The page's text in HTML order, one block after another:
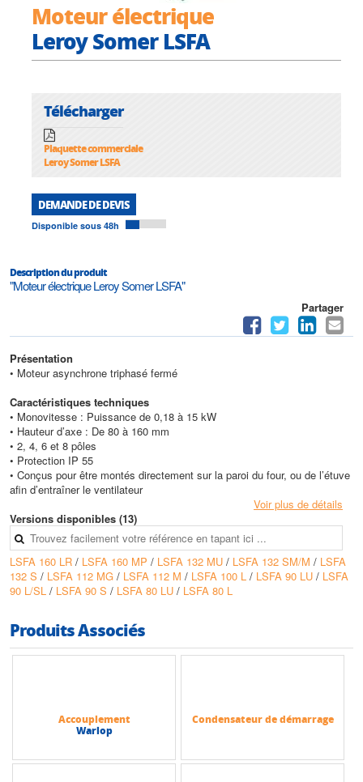
Moteur électrique
Leroy Somer LSFA
Télécharger
Plaquette commerciale
Leroy Somer LSFA
DEMANDE DE DEVIS
Disponible sous 48h
Description du produit
"Moteur électrique Leroy Somer LSFA"
Partager
Présentation
• Moteur asynchrone triphasé fermé
Caractéristiques techniques
• Monovitesse : Puissance de 0,18 à 15 kW
• Hauteur d’axe : De 80 à 160 mm
• 2, 4, 6 et 8 pôles
• Protection IP 55
• Conçus pour être montés directement sur la paroi du four, ou de l’étuve
afin d’entraîner le ventilateur
Voir plus de détails
Versions disponibles (13)
LSFA 160 LR / LSFA 160 MP / LSFA 132 MU / LSFA 132 SM/M / LSFA
132 S / LSFA 112 MG / LSFA 112 M / LSFA 100 L / LSFA 90 LU / LSFA
90 L/SL / LSFA 90 S / LSFA 80 LU / LSFA 80 L
Produits Associés
Accouplement
Warlop
Condensateur de démarrage